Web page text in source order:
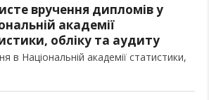
вручення дипломів у
академії
обліку та аудиту
в Національній академії статистики,